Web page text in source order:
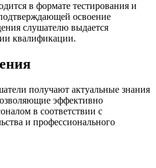
в формате тестирования и
освоение
слушателю выдается
квалификации.
получают актуальные знания
эффективно
в соответствии с
и профессионального